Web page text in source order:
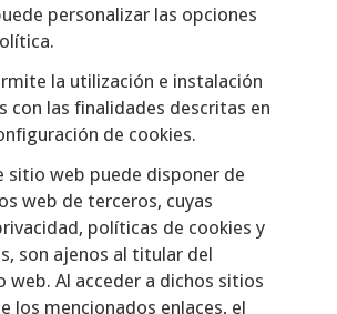
personalizar las opciones
la utilización e instalación
con las finalidades descritas en
de cookies.
sitio web puede disponer de
web de terceros, cuyas
políticas de cookies y
son ajenos al titular del
web. Al acceder a dichos sitios
los mencionados enlaces, el